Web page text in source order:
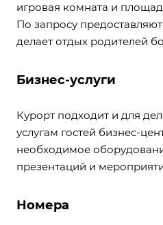
игровая комната и
По запросу
делает отдых родителей
Бизнес-услуги
Курорт подходит и для
услугам гостей бизнес-
необходимое
презентаций и
Номера